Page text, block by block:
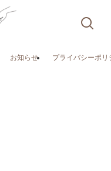
お知らせ プライバシーポリ